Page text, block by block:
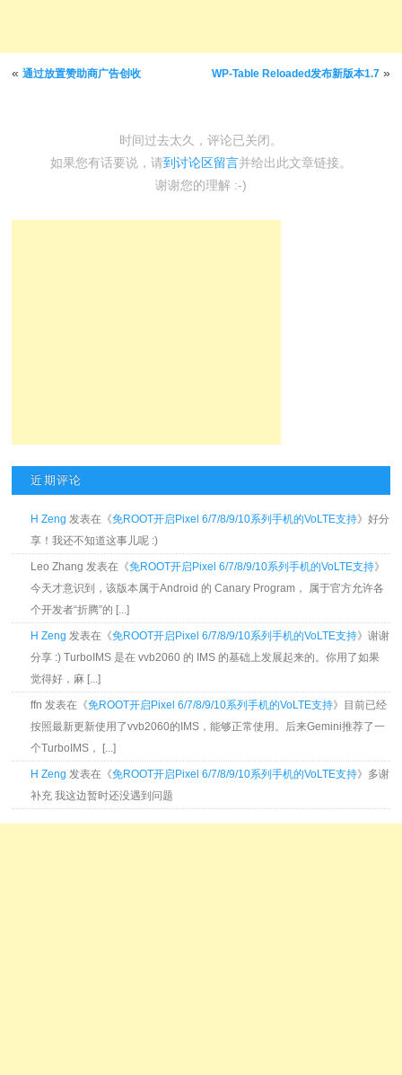
文章导航
«通过放置赞助商广告创收 WP-Table Reloaded发布新版本1.7»
时间过去太久，评论已关闭。
如果您有话要说，请到讨论区留言并给出此文章链接。
谢谢您的理解 :-)
近期评论
H Zeng 发表在《免ROOT开启Pixel 6/7/8/9/10系列手机的VoLTE支持》好分
享！我还不知道这事儿呢 :)
Leo Zhang 发表在《免ROOT开启Pixel 6/7/8/9/10系列手机的VoLTE支持》
今天才意识到，该版本属于Android 的 Canary Program， 属于官方允许各
个开发者“折腾”的 [...]
H Zeng 发表在《免ROOT开启Pixel 6/7/8/9/10系列手机的VoLTE支持》谢谢
分享 :) TurboIMS 是在 vvb2060 的 IMS 的基础上发展起来的。你用了如果
觉得好，麻 [...]
ffn 发表在《免ROOT开启Pixel 6/7/8/9/10系列手机的VoLTE支持》目前已经
按照最新更新使用了vvb2060的IMS，能够正常使用。后来Gemini推荐了一
个TurboIMS， [...]
H Zeng 发表在《免ROOT开启Pixel 6/7/8/9/10系列手机的VoLTE支持》多谢
补充 我这边暂时还没遇到问题